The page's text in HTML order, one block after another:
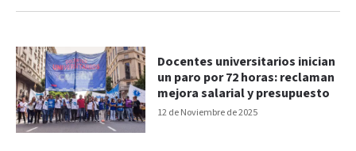
12 de Noviembre de 2025
Docentes universitarios inician
un paro por 72 horas: reclaman
mejora salarial y presupuesto